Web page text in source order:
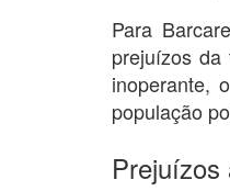
Para
prejuízos
inoperante,
população
Prejuízos